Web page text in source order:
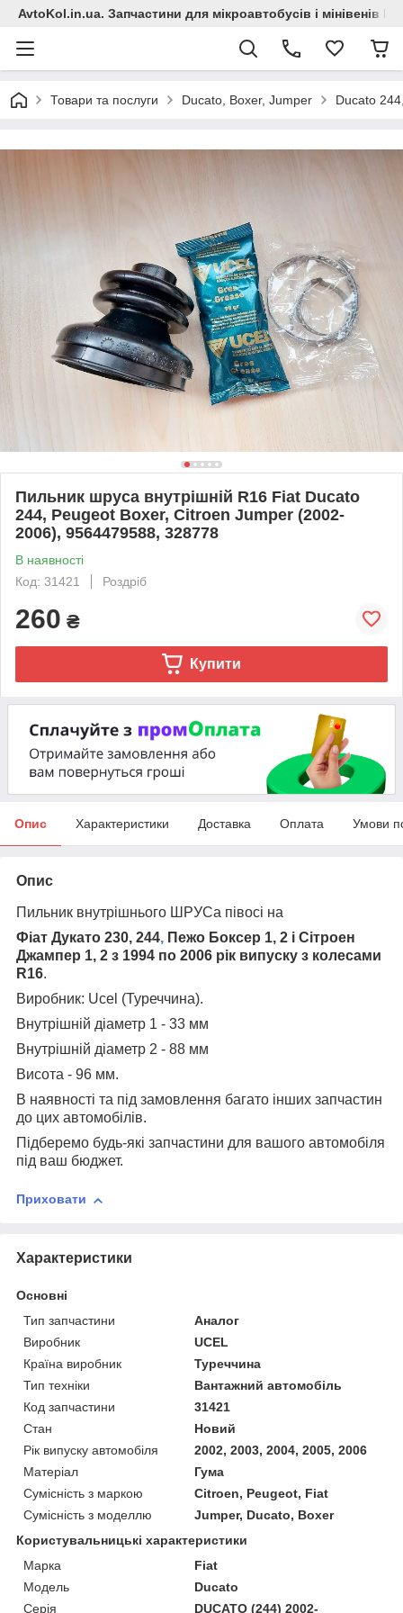
AvtoKol.in.ua. Запчастини для мікроавтобусів і мінівенів
Товари та послуги Ducato, Boxer, Jumper Ducato
Пильник шруса внутрішній R16 Fiat Ducato
244, Peugeot Boxer, Citroen Jumper (2002-
2006), 9564479588, 328778
В наявності
Код: 31421
Роздріб
260 ₴
Купити
Опис Характеристики Доставка Оплата Умови
Опис
Пильник внутрішнього ШРУСа півосі на
Фіат Дукато 230, 244, Пежо Боксер 1, 2 і Сітроен
Джампер 1, 2 з 1994 по 2006 рік випуску з колесами
R16.
Виробник: Ucel (Туреччина).
Внутрішній діаметр 1 - 33 мм
Внутрішній діаметр 2 - 88 мм
Висота - 96 мм.
В наявності та під замовлення багато інших запчастин
до цих автомобілів.
Підберемо будь-які запчастини для вашого автомобіля
під ваш бюджет.
Приховати
Характеристики
Основні
Тип запчастини
Аналог
Виробник
UCEL
Країна виробник
Туреччина
Тип техніки
Вантажний автомобіль
Код запчастини
31421
Стан
Новий
Рік випуску автомобіля
2002, 2003, 2004, 2005, 2006
Матеріал
Гума
Сумісність з маркою
Citroen, Peugeot, Fiat
Сумісність з моделлю
Jumper, Ducato, Boxer
Користувальницькі характеристики
Марка
Fiat
Модель
Ducato
Серія
DUCATO (244) 2002-